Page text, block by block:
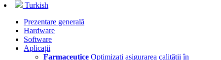
Turkish
Prezentare generală
Hardware
Software
Aplicații
Farmaceutice Optimizați asigurarea calității în